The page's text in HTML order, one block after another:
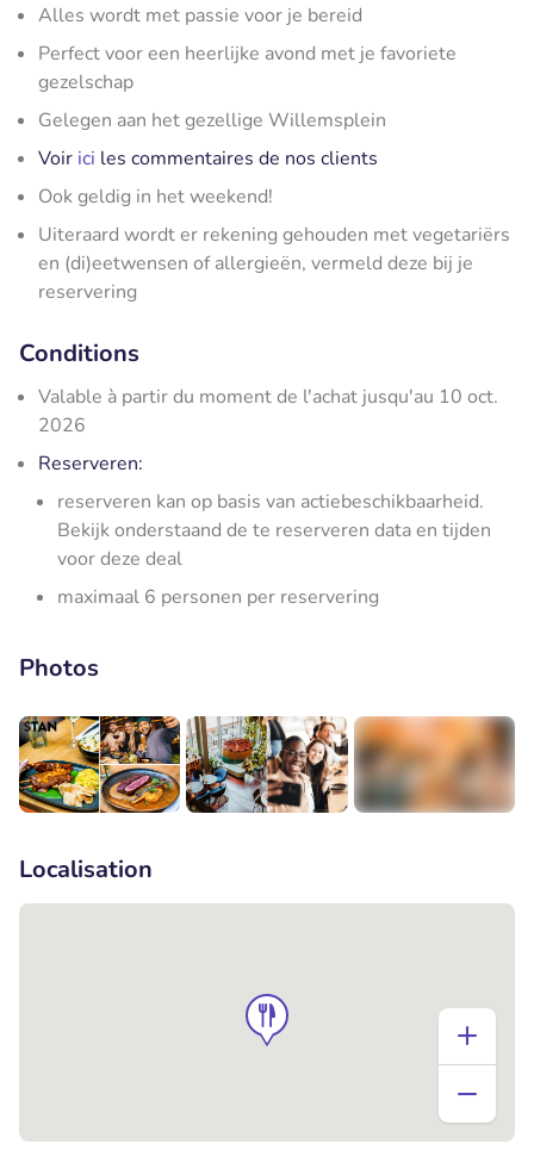
Alles wordt met passie voor je bereid
Perfect voor een heerlijke avond met je favoriete
gezelschap
Gelegen aan het gezellige Willemsplein
Voir ici les commentaires de nos clients
Ook geldig in het weekend!
Uiteraard wordt er rekening gehouden met vegetariërs
en (di)eetwensen of allergieën, vermeld deze bij je
reservering
Conditions
Valable à partir du moment de l'achat jusqu'au 10 oct.
2026
Reserveren:
reserveren kan op basis van actiebeschikbaarheid.
Bekijk onderstaand de te reserveren data en tijden
voor deze deal
maximaal 6 personen per reservering
Photos
Localisation